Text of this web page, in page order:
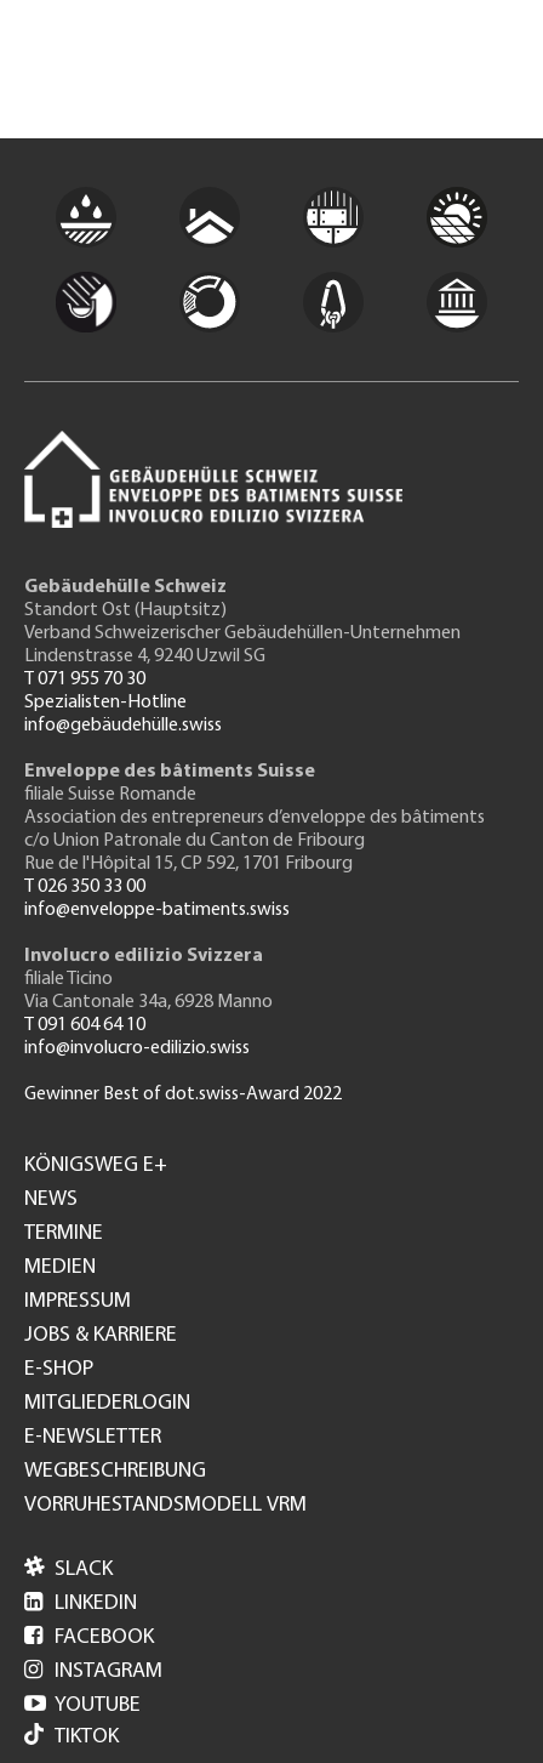
Gebäudehülle Schweiz
Standort Ost (Hauptsitz)
Verband Schweizerischer Gebäudehüllen-Unternehmen
Lindenstrasse 4, 9240 Uzwil SG
T 071 955 70 30
Spezialisten-Hotline
info@gebäudehülle.swiss
Enveloppe des bâtiments Suisse
filiale Suisse Romande
Association des entrepreneurs d’enveloppe des bâtiments
c/o Union Patronale du Canton de Fribourg
Rue de l'Hôpital 15, CP 592, 1701 Fribourg
T 026 350 33 00
info@enveloppe-batiments.swiss
Involucro edilizio Svizzera
filiale Ticino
Via Cantonale 34a, 6928 Manno
T 091 604 64 10
info@involucro-edilizio.swiss
Gewinner Best of dot.swiss-Award 2022
GH
KÖNIGSWEG E+
NEWS
TERMINE
MEDIEN
IMPRESSUM
JOBS & KARRIERE
E-SHOP
MITGLIEDERLOGIN
E-NEWSLETTER
WEGBESCHREIBUNG
VORRUHESTANDSMODELL VRM
 SLACK
 LINKEDIN
 FACEBOOK
 INSTAGRAM
 YOUTUBE
TIKTOK